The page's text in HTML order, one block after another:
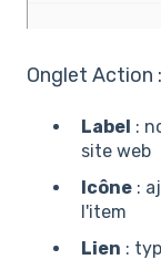
Onglet Action :
Label :
site web
Icône :
l'item
Lien :